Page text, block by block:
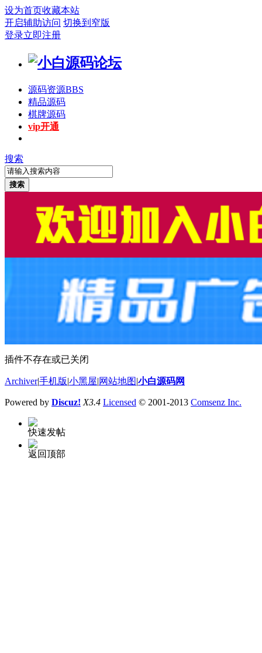
设为首页收藏本站
开启辅助访问 切换到窄版
登录立即注册
源码资源BBS
精品源码
棋牌源码
vip开通
搜索
搜索
插件不存在或已关闭
Archiver|手机版 小黑屋 网站地图 小白源码网
Powered by Discuz! X3.4 Licensed © 2001-2013 Comsenz Inc.
快速发帖
返回顶部